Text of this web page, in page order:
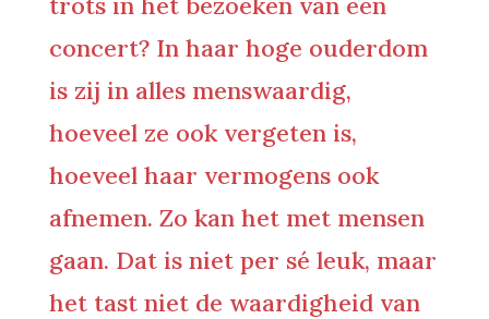
concert? In haar hoge ouderdom
is zij in alles menswaardig,
hoeveel ze ook vergeten is,
hoeveel haar vermogens ook
afnemen. Zo kan het met mensen
gaan. Dat is niet per sé leuk, maar
het tast niet de waardigheid van